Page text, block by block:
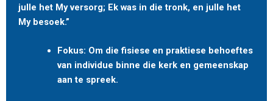
julle het My versorg; Ek was in die tronk, en julle het
My besoek.”
Fokus: Om die fisiese en praktiese behoeftes
van individue binne die kerk en gemeenskap
aan te spreek.